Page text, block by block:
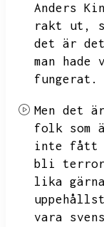
Anders
rakt ut,
det är
man
fungerat.
Men det
folk som
inte fått
bli
lika gärna
vara